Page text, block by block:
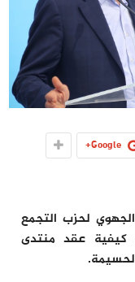
Google+
لحزب التجمع
كيفية عقد منتدى